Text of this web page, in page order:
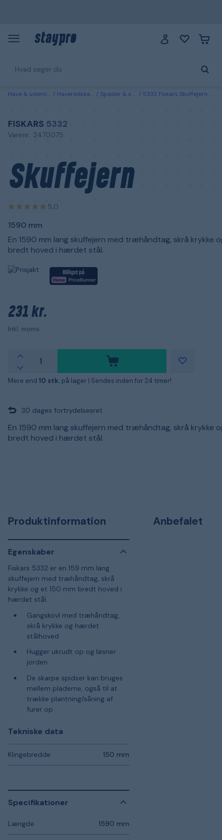
Have & udemiljø Haveredskaber Spader & skovle 5332 Fiskars Skuffejern 1590 mm
FISKARS 5332
Varenr.: 2470075
Skuffejern
5,0
1590 mm
En 1590 mm lang skuffejern med træhåndtag, skrå krykke
bredt hoved i hærdet stål.
231 kr.
Inkl. moms
Mere end 10 stk. på lager | Sendes inden for 24 timer!
30 dages fortrydelsesret
En 1590 mm lang skuffejern med træhåndtag, skrå krykke
bredt hoved i hærdet stål.
Produktinformation
Egenskaber
Fiskars 5332 er en 159 mm lang
skuffejern med træhåndtag, skrå
krykke og et 150 mm bredt hoved i
hærdet stål.
Gangskovl med træhåndtag,
skrå krykke og hærdet
stålhoved
Hugger ukrudt op og løsner
jorden
De skarpe spidser kan bruges
mellem pladerne, også til at
trække plantning/såning af
furer op
Tekniske data
Klingebredde 150 mm
Specifikationer
Længde 1590 mm
Anbefalet